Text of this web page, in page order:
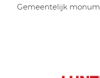
Gemeentelijk